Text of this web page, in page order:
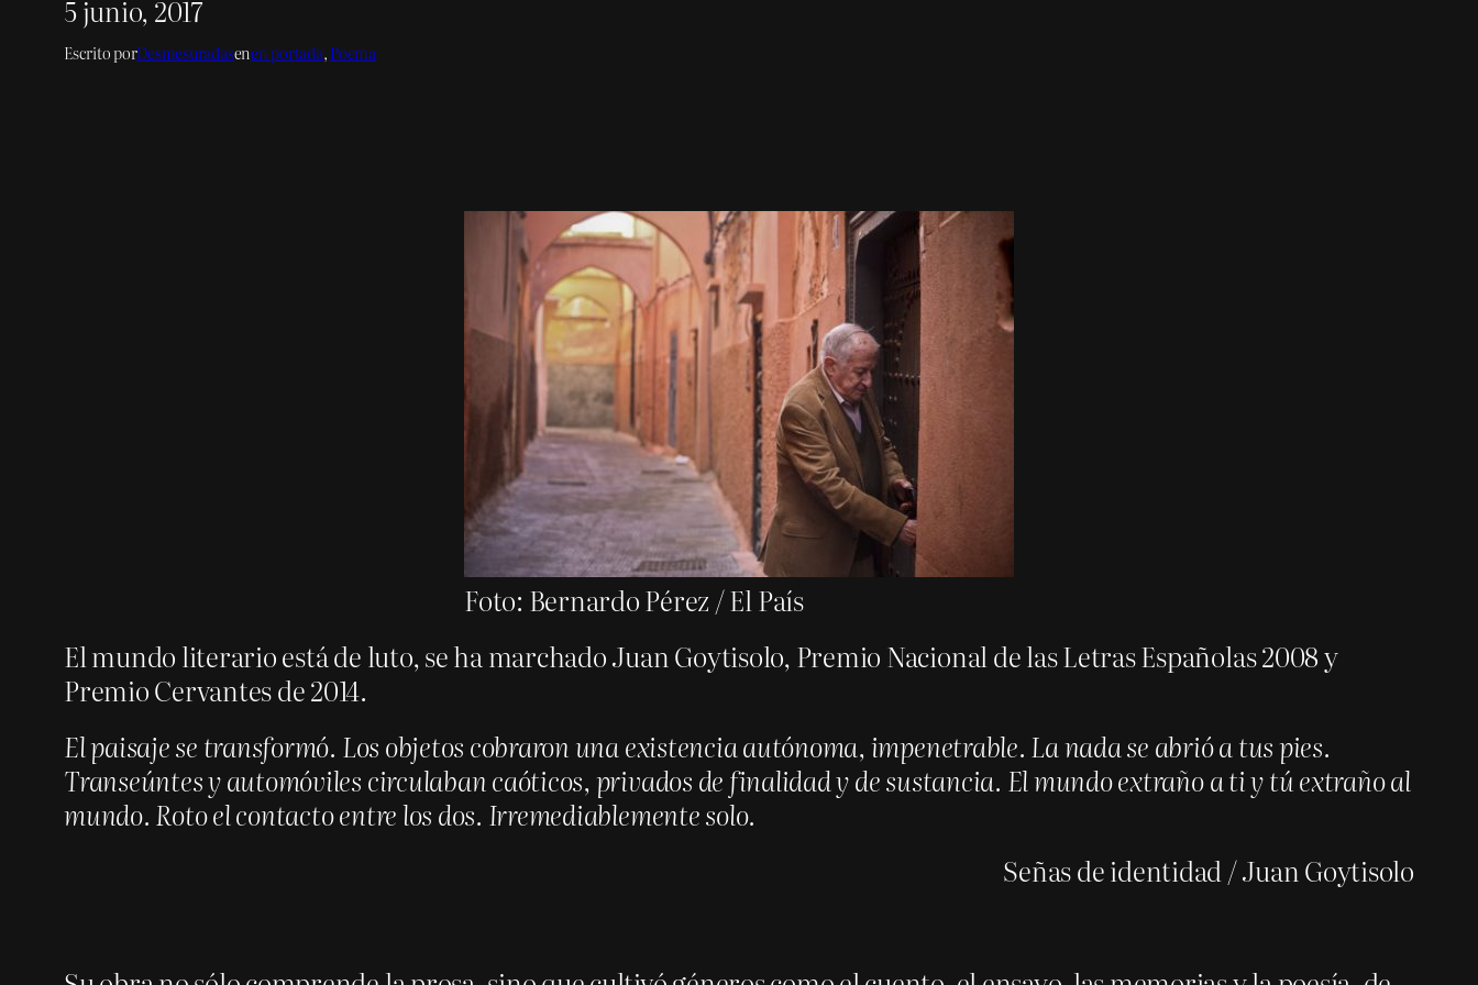
5 junio, 2017
Escrito porDesmesuradasenen portada, Poema
Foto: Bernardo Pérez / El País
El mundo literario está de luto, se ha marchado Juan Goytisolo, Premio Nacional de las Letras Españolas 2008 y
Premio Cervantes de 2014.
El paisaje se transformó. Los objetos cobraron una existencia autónoma, impenetrable. La nada se abrió a tus pies.
Transeúntes y automóviles circulaban caóticos, privados de finalidad y de sustancia. El mundo extraño a ti y tú extraño al
mundo. Roto el contacto entre los dos. Irremediablemente solo.
Señas de identidad / Juan Goytisolo